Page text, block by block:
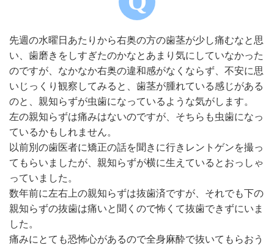
先週の水曜日あたりから右奥の方の歯茎が少し痛むなと思
い、歯磨きをしすぎたのかなとあまり気にしていなかった
のですが、なかなか右奥の違和感がなくならず、不安に思
いじっくり観察してみると、歯茎が腫れている感じがある
のと、親知らずが虫歯になっているような気がします。
左の親知らずは痛みはないのですが、そちらも虫歯になっ
ているかもしれません。
以前別の歯医者に矯正の話を聞きに行きレントゲンを撮っ
てもらいましたが、親知らずが横に生えているとおっしゃ
っていました。
数年前に左右上の親知らずは抜歯済ですが、それでも下の
親知らずの抜歯は痛いと聞くので怖くて抜歯できずにいま
した。
痛みにとても恐怖心があるので全身麻酔で抜いてもらおう